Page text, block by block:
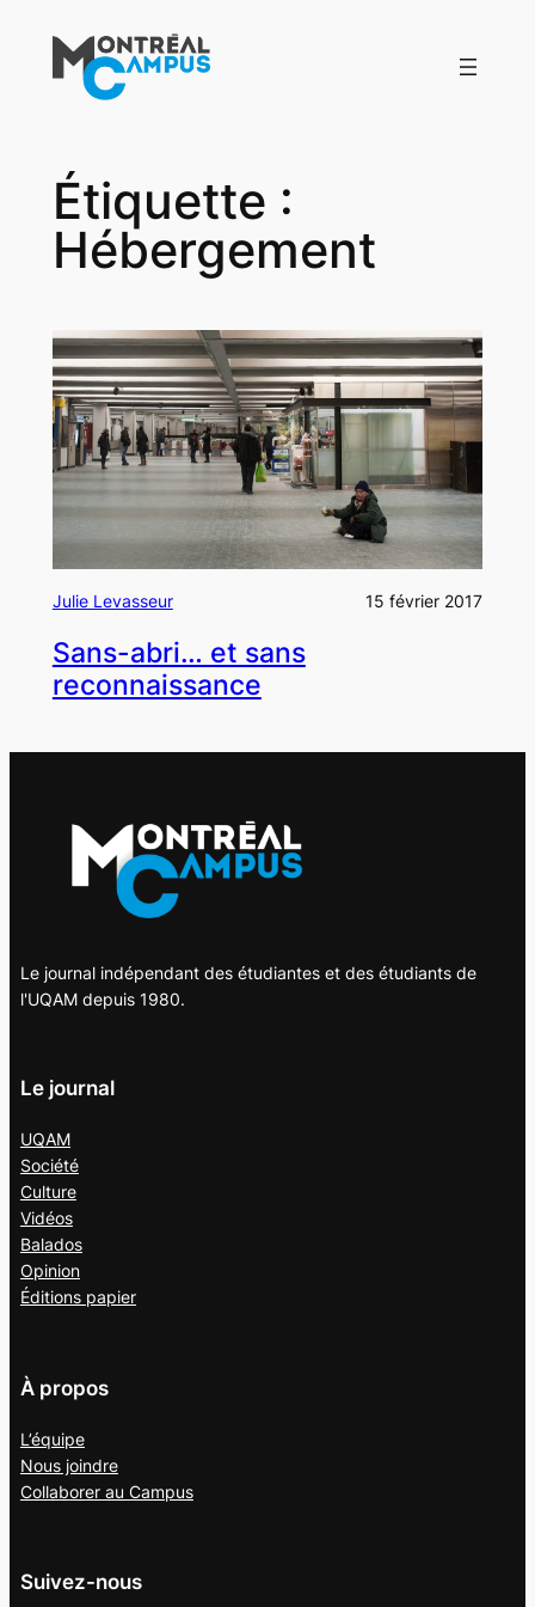
contenu
Étiquette :
Hébergement
Julie Levasseur 15 février 2017
Sans-abri… et sans
reconnaissance
Le journal indépendant des étudiantes et des étudiants de
l'UQAM depuis 1980.
Le journal
UQAM
Société
Culture
Vidéos
Balados
Opinion
Éditions papier
À propos
L’équipe
Nous joindre
Collaborer au Campus
Suivez-nous